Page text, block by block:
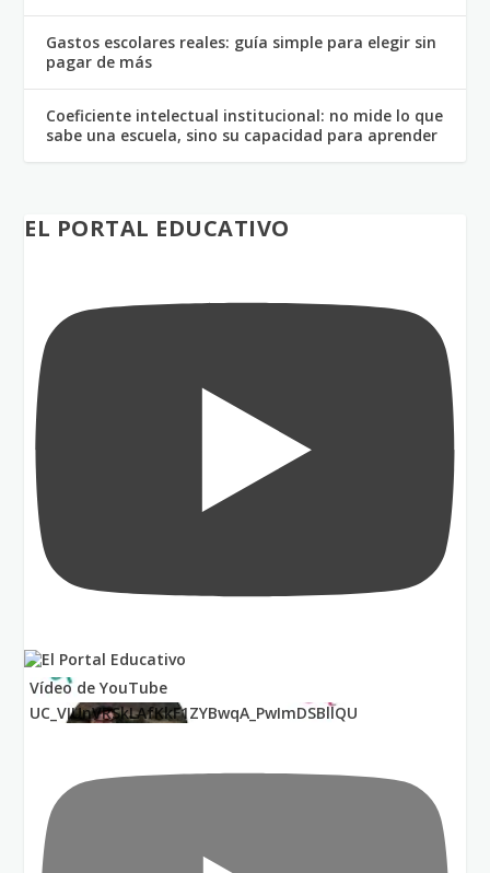
Gastos escolares reales: guía simple para elegir sin
pagar de más
Coeficiente intelectual institucional: no mide lo que
sabe una escuela, sino su capacidad para aprender
EL PORTAL EDUCATIVO
Vídeo de YouTube
UC_VIUnVRSkLAfKkF1ZYBwqA_PwImDSBllQU